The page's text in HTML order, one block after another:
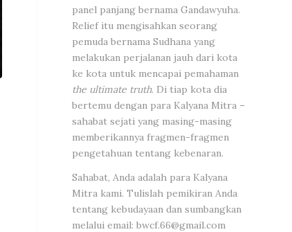
panel panjang bernama Gandawyuha.
Relief itu mengisahkan seorang
pemuda bernama Sudhana yang
melakukan perjalanan jauh dari kota
ke kota untuk mencapai pemahaman
the ultimate truth. Di tiap kota dia
bertemu dengan para Kalyana Mitra –
sahabat sejati yang masing-masing
memberikannya fragmen-fragmen
pengetahuan tentang kebenaran.
Sahabat, Anda adalah para Kalyana
Mitra kami. Tulislah pemikiran Anda
tentang kebudayaan dan sumbangkan
melalui email: bwcf.66@gmail.com